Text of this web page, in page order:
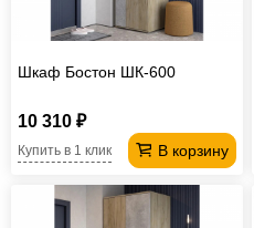
компьютер
Мебель
для
Мебель
Кресла-
мешки
Мебель
Шкаф Бостон ШК-600
10 310 ₽
В корзину
Купить в 1 клик